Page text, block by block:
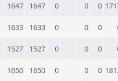
1647 1647 0 0 0
1633 1633 0 0 0
1527 1527 0 0 0
1650 1650 0 0 0